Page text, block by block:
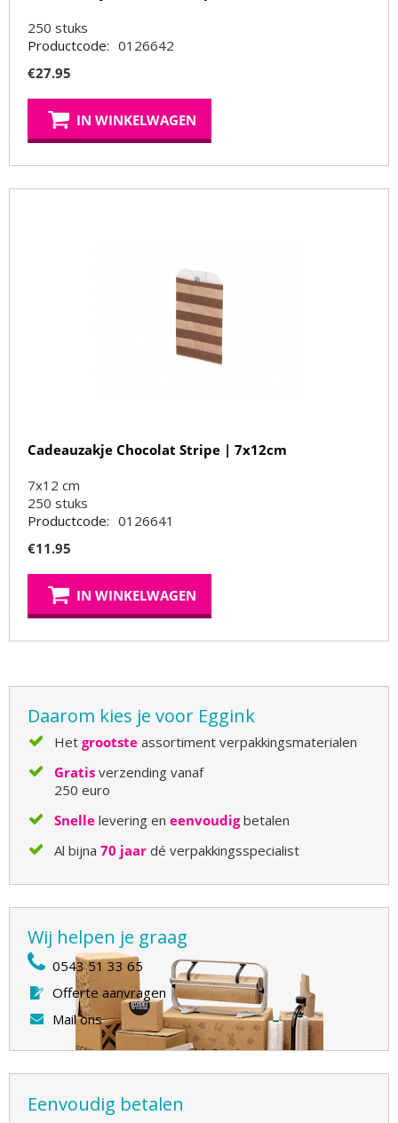
250 stuks
Productcode: 0126642
€27.95
IN WINKELWAGEN
Cadeauzakje Chocolat Stripe | 7x12cm
7x12 cm
250 stuks
Productcode: 0126641
€11.95
IN WINKELWAGEN
Daarom kies je voor Eggink
Het grootste assortiment verpakkingsmaterialen
Gratis verzending vanaf
250 euro
Snelle levering en eenvoudigbetalen
Al bijna 70 jaar dé verpakkingsspecialist
Wij helpen je graag
0543 51 33 65
Offerte aanvragen
Mail ons
Eenvoudig betalen